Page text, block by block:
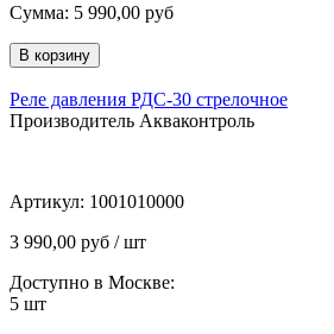
Сумма: 5 990,00 руб
Реле давления РДС-30 стрелочное
Производитель Акваконтроль
Артикул: 1001010000
3 990,00 руб / шт
Доступно в Москве:
5 шт